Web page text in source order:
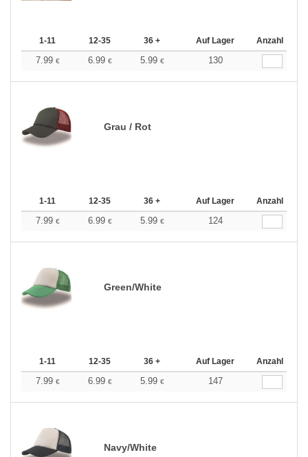
1-11 12-35 36 + Auf Lager Anzahl
7.99 € 6.99 € 5.99 € 130
Grau / Rot
1-11 12-35 36 + Auf Lager Anzahl
7.99 € 6.99 € 5.99 € 124
Green/White
1-11 12-35 36 + Auf Lager Anzahl
7.99 € 6.99 € 5.99 € 147
Navy/White